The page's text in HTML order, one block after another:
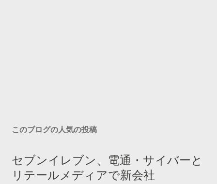
このブログの人気の投稿
セブンイレブン、電通・サイバーと
リテールメディアで新会社